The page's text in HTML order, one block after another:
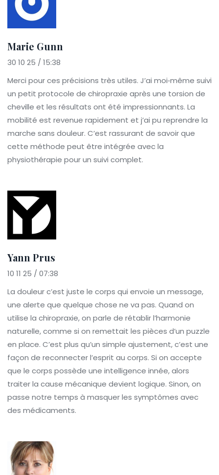
Marie Gunn
30 10 25 / 15:38
Merci pour ces précisions très utiles. J’ai moi‑même suivi
un petit protocole de chiropraxie après une torsion de
cheville et les résultats ont été impressionnants. La
mobilité est revenue rapidement et j’ai pu reprendre la
marche sans douleur. C’est rassurant de savoir que
cette méthode peut être intégrée avec la
physiothérapie pour un suivi complet.
Yann Prus
10 11 25 / 07:38
La douleur c’est juste le corps qui envoie un message,
une alerte que quelque chose ne va pas. Quand on
utilise la chiropraxie, on parle de rétablir l’harmonie
naturelle, comme si on remettait les pièces d’un puzzle
en place. C’est plus qu’un simple ajustement, c’est une
façon de reconnecter l’esprit au corps. Si on accepte
que le corps possède une intelligence innée, alors
traiter la cause mécanique devient logique. Sinon, on
passe notre temps à masquer les symptômes avec
des médicaments.